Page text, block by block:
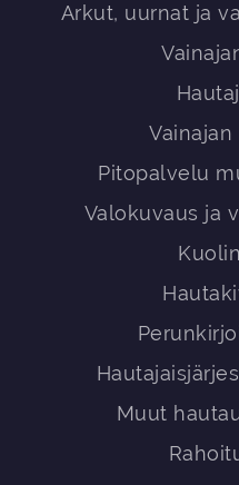
Arkut, uurnat ja
Pitopalvelu
Valokuvaus ja
Muut